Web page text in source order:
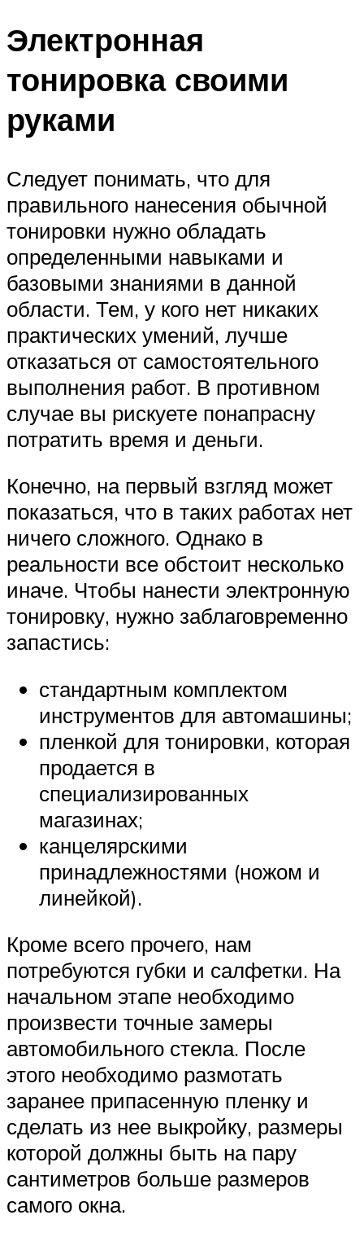
Электронная
тонировка своими
руками
Следует понимать, что для
правильного нанесения обычной
тонировки нужно обладать
определенными навыками и
базовыми знаниями в данной
области. Тем, у кого нет никаких
практических умений, лучше
отказаться от самостоятельного
выполнения работ. В противном
случае вы рискуете понапрасну
потратить время и деньги.
Конечно, на первый взгляд может
показаться, что в таких работах нет
ничего сложного. Однако в
реальности все обстоит несколько
иначе. Чтобы нанести электронную
тонировку, нужно заблаговременно
запастись:
стандартным комплектом
инструментов для автомашины;
пленкой для тонировки, которая
продается в
специализированных
магазинах;
канцелярскими
принадлежностями (ножом и
линейкой).
Кроме всего прочего, нам
потребуются губки и салфетки. На
начальном этапе необходимо
произвести точные замеры
автомобильного стекла. После
этого необходимо размотать
заранее припасенную пленку и
сделать из нее выкройку, размеры
которой должны быть на пару
сантиметров больше размеров
самого окна.